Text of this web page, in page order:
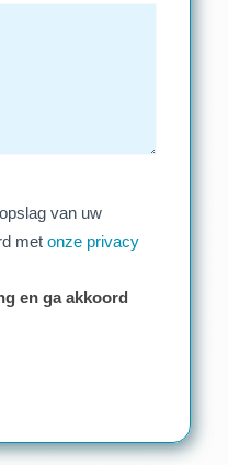
van uw
met onze privacy
en ga akkoord